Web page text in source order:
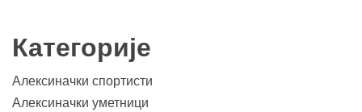
Категорије
Алексиначки спортисти
Алексиначки уметници